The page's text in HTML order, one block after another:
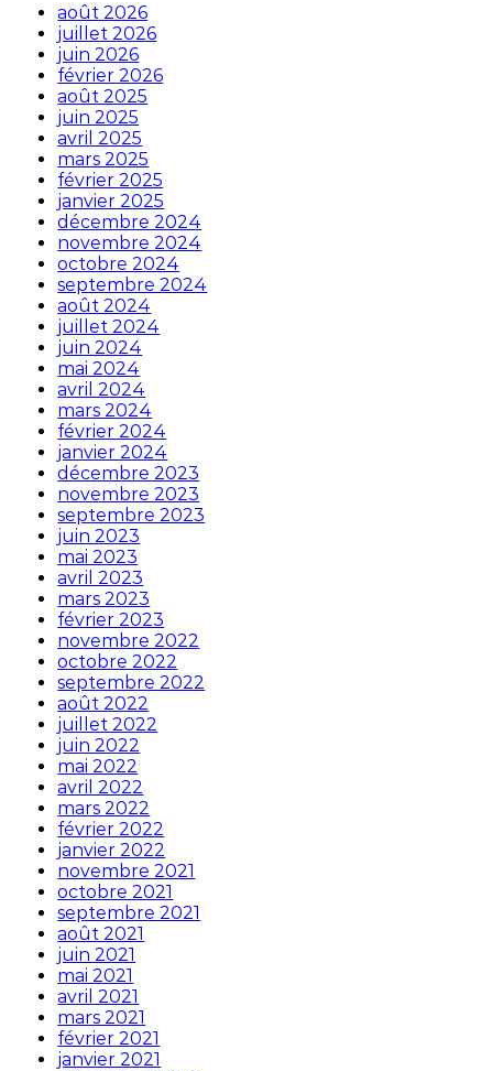
août 2026
juillet 2026
juin 2026
février 2026
août 2025
juin 2025
avril 2025
mars 2025
février 2025
janvier 2025
décembre 2024
novembre 2024
octobre 2024
septembre 2024
août 2024
juillet 2024
juin 2024
mai 2024
avril 2024
mars 2024
février 2024
janvier 2024
décembre 2023
novembre 2023
septembre 2023
juin 2023
mai 2023
avril 2023
mars 2023
février 2023
novembre 2022
octobre 2022
septembre 2022
août 2022
juillet 2022
juin 2022
mai 2022
avril 2022
mars 2022
février 2022
janvier 2022
novembre 2021
octobre 2021
septembre 2021
août 2021
juin 2021
mai 2021
avril 2021
mars 2021
février 2021
janvier 2021